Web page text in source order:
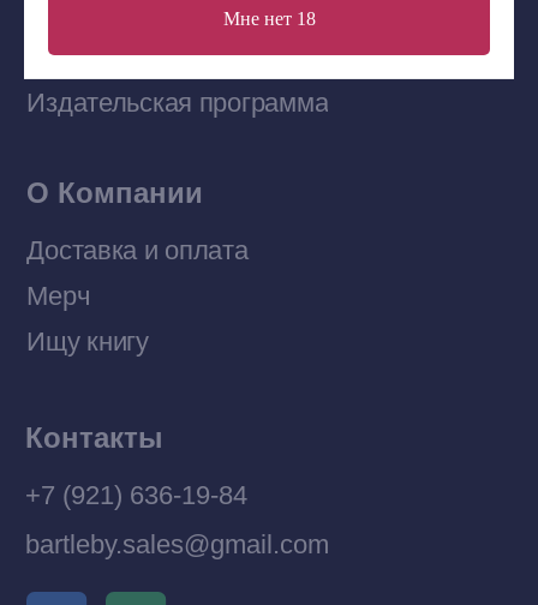
Мне нет 18
Договор оферты
Политика конфиденциальности
© 2026 Все права защищены
Telegram-канал